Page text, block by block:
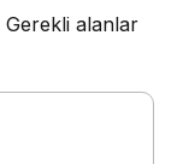
Gerekli alanlar